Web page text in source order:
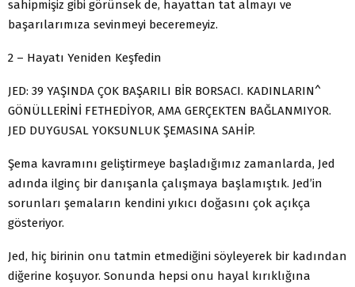
sahipmişiz gibi görünsek de, hayattan tat almayı ve
başarılarımıza sevinmeyi beceremeyiz.
2 – Hayatı Yeniden Keşfedin
JED: 39 YAŞINDA ÇOK BAŞARILI BİR BORSACI. KADINLARIN^
GÖNÜLLERİNİ FETHEDİYOR, AMA GERÇEKTEN BAĞLANMIYOR.
JED DUYGUSAL YOKSUNLUK ŞEMASINA SAHİP.
Şema kavramını geliştirmeye başladığımız zamanlarda, Jed
adında ilginç bir danışanla çalışmaya başlamıştık. Jed’in
sorunları şemaların kendini yıkıcı doğasını çok açıkça
gösteriyor.
Jed, hiç birinin onu tatmin etmediğini söyleyerek bir kadından
diğerine koşuyor. Sonunda hepsi onu hayal kırıklığına